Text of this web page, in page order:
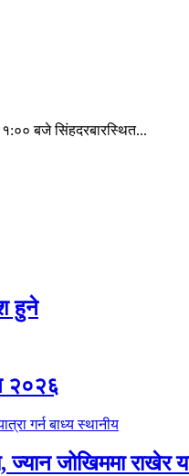
बजे सिंहदरबारस्थित...
हुने
२०२६
जोखिममा राखेर